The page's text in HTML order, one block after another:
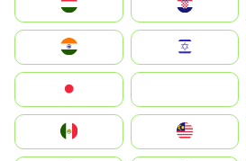
Hrvatska
Magyarország
Indonesia
South Korea